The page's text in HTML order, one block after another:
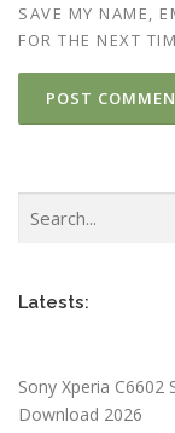
SAVE MY NAME,
FOR THE NEXT
Latests:
Sony Xperia C6602
Download 2026